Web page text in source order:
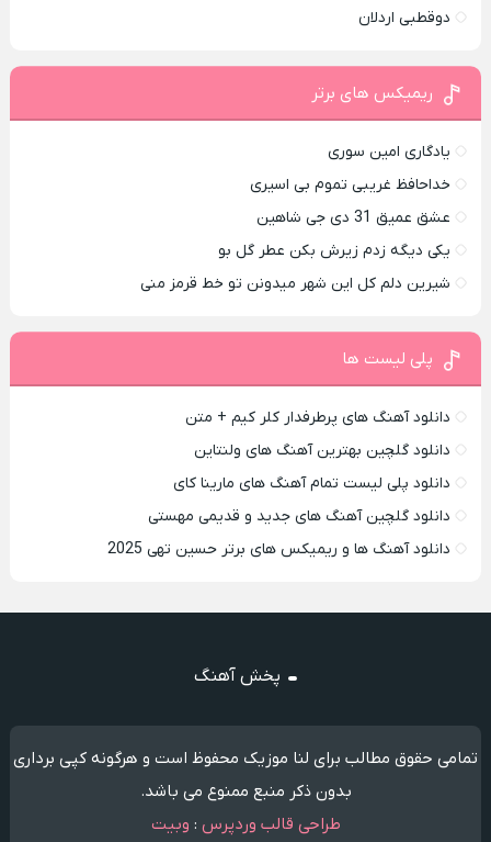
دوقطبی اردلان
ریمیکس های برتر
یادگاری امین سوری
خداحافظ غریبی تموم بی اسیری
عشق عمیق 31 دی جی شاهین
یکی دیگه زدم زیرش بکن عطر گل بو
شیرین دلم کل این شهر میدونن تو خط قرمز منی
پلی لیست ها
دانلود آهنگ های پرطرفدار کلر کیم + متن
دانلود گلچین بهترین آهنگ های ولنتاین
دانلود پلی لیست تمام آهنگ های مارینا کای
دانلود گلچین آهنگ های جدید و قدیمی مهستی
دانلود آهنگ ها و ریمیکس های برتر حسین تهی 2025
پخش آهنگ
تمامی حقوق مطالب برای لنا موزیک محفوظ است و هرگونه کپی برداری
بدون ذکر منبع ممنوع می باشد.
طراحی قالب وردپرس : وبیت